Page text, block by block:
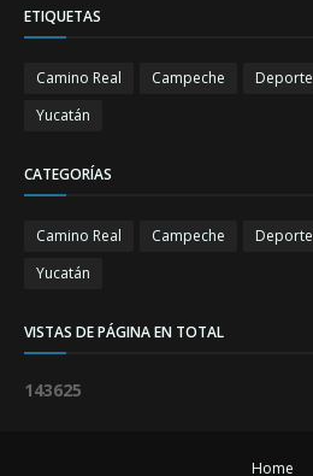
ETIQUETAS
Camino Real Campeche Deporte
Yucatán
CATEGORÍAS
Camino Real Campeche Deporte
Yucatán
VISTAS DE PÁGINA EN TOTAL
143625
Home